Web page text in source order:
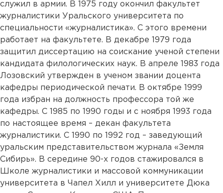
служил в армии. В 1975 году окончил факультет
журналистики Уральского университета по
специальности «журналистика». С этого времени
работает на факультете. В декабре 1979 года
защитил диссертацию на соискание ученой степени
кандидата филологических наук. В апреле 1983 года
Лозовский утвержден в ученом звании доцента
кафедры периодической печати. В октябре 1999
года избран на должность профессора той же
кафедры. С 1985 по 1990 годы и с ноября 1993 года
по настоящее время – декан факультета
журналистики. С 1990 по 1992 год – заведующий
уральским представительством журнала «Земля
Сибирь». В середине 90-х годов стажировался в
Школе журналистики и массовой коммуникации
университета в Чапел Хилл и университете Дюка